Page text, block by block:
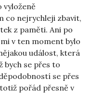
vyloženě
co nejrychleji zbavit,
z paměti. Ani po
v ten moment bylo
událost, která
bych se přes to
se přes
pořád přesně v